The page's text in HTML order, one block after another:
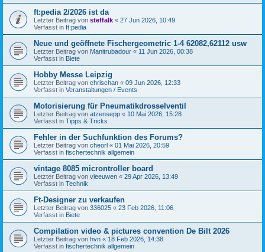
ft:pedia 2/2026 ist da
Letzter Beitrag von steffalk « 27 Jun 2026, 10:49
Verfasst in ft:pedia
Neue und geöffnete Fischergeometric 1-4 62082,62112 usw
Letzter Beitrag von Manitrubadour « 11 Jun 2026, 00:38
Verfasst in Biete
Hobby Messe Leipzig
Letzter Beitrag von chrischan « 09 Jun 2026, 12:33
Verfasst in Veranstaltungen / Events
Motorisierung für Pneumatikdrosselventil
Letzter Beitrag von atzensepp « 10 Mai 2026, 15:28
Verfasst in Tipps & Tricks
Fehler in der Suchfunktion des Forums?
Letzter Beitrag von cheorl « 01 Mai 2026, 20:59
Verfasst in fischertechnik allgemein
vintage 8085 microntroller board
Letzter Beitrag von vleeuwen « 29 Apr 2026, 13:49
Verfasst in Technik
Ft-Designer zu verkaufen
Letzter Beitrag von 336025 « 23 Feb 2026, 11:06
Verfasst in Biete
Compilation video & pictures convention De Bilt 2026
Letzter Beitrag von hvn « 18 Feb 2026, 14:38
Verfasst in fischertechnik allgemein